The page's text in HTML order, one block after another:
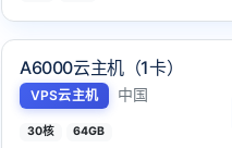
A6000云主机（1卡）
VPS云主机 中国
30核 64GB